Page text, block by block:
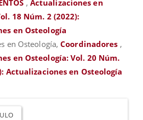
, Actualizaciones en
18 Núm. 2 (2022):
en Osteología
en Osteología,Coordinadores ,
en Osteología: Vol. 20 Núm.
Actualizaciones en Osteología